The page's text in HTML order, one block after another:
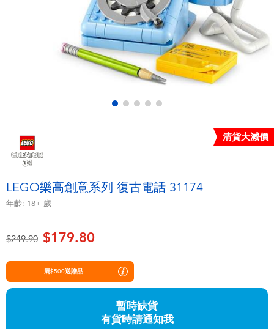
遊戲及拼圖系列
益智學習玩具
毛毛公仔玩具
夏日用品
嬰兒及學前玩具
LEGO樂高
LeapFrog跳跳蛙
清貨大減價
LEGO樂高創意系列 復古電話 31174
年齡: 18+ 歲
價格從
$249.90至$179.80
滿$500送贈品
暫時缺貨
有貨時請通知我